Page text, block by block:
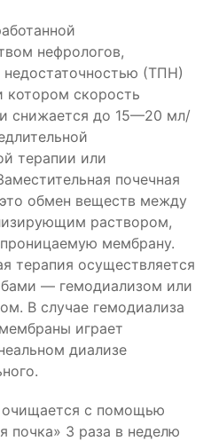
нефрологов,
(ТПН)
котором скорость
снижается до 15—20 мл/
терапии или
почечная
обмен веществ между
раствором,
мембрану.
терапия осуществляется
— гемодиализом или
В случае гемодиализа
играет
диализе
очищается с помощью
почка» 3 раза в неделю